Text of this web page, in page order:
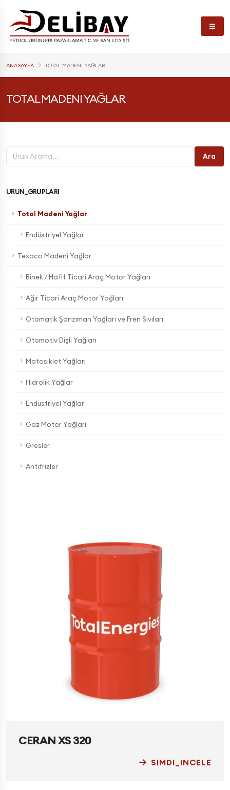
ANASAYFA TOTAL MADENI YAĞLAR
TOTAL MADENI YAĞLAR
Ara
URUN_GRUPLARI
Total Madeni Yağlar
Endüstriyel Yağlar
Texaco Madeni Yağlar
Binek / Hafif Ticari Araç Motor Yağları
Ağır Ticari Araç Motor Yağları
Otomatik Şanzıman Yağları ve Fren Sıvıları
Otomotiv Dişli Yağları
Motosiklet Yağları
Hidrolik Yağlar
Endüstriyel Yağlar
Gaz Motor Yağları
Gresler
Antifrizler
CERAN XS 320
SIMDI_INCELE